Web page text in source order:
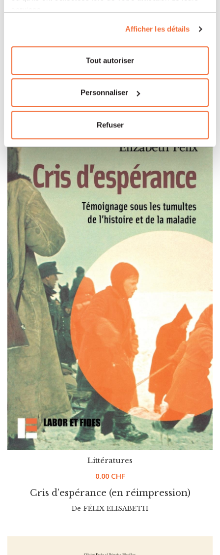
Afficher les détails
Tout autoriser
Personnaliser
Refuser
Un homme libre – Titre imprimé à la
demande
Littératures
28.00CHF
De GRASSIEN ERIC
Cris d’espérance (en réimpression)
Littératures
0.00 CHF
De FÉLIX ELISABETH